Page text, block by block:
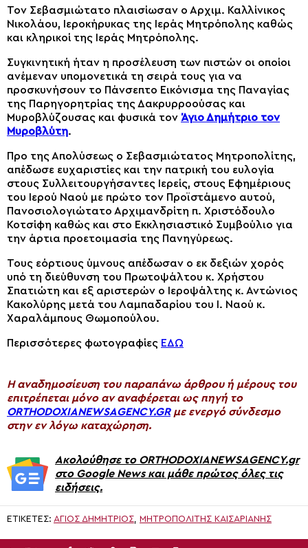
Τον Σεβασμιώτατο πλαισίωσαν ο Αρχιμ. Καλλίνικος
Νικολάου, Ιεροκήρυκας της Ιεράς Μητρόπολης καθώς
και κληρικοί της Ιεράς Μητρόπολης.
Συγκινητική ήταν η προσέλευση των πιστών οι οποίοι
ανέμεναν υπομονετικά τη σειρά τους για να
προσκυνήσουν το Πάνσεπτο Εικόνισμα της Παναγίας
της Παρηγορητρίας της Δακρυρροούσας και
Μυροβλύζουσας και φυσικά τον Άγιο Δημήτριο τον
Μυροβλύτη.
Προ της Απολύσεως ο Σεβασμιώτατος Μητροπολίτης,
απέδωσε ευχαριστίες και την πατρική του ευλογία
στους Συλλειτουργήσαντες Ιερείς, στους Εφημέριους
του Ιερού Ναού με πρώτο τον Προϊστάμενο αυτού,
Πανοσιολογιώτατο Αρχιμανδρίτη π. Χριστόδουλο
Κοτσίφη καθώς και στο Εκκλησιαστικό Συμβούλιο για
την άρτια προετοιμασία της Πανηγύρεως.
Τους εόρτιους ύμνους απέδωσαν ο εκ δεξιών χορός
υπό τη διεύθυνση του Πρωτοψάλτου κ. Χρήστου
Σπατιώτη και εξ αριστερών ο Ιεροψάλτης κ. Αντώνιος
Κακολύρης μετά του Λαμπαδαρίου του Ι. Ναού κ.
Χαραλάμπους Θωμοπούλου.
Περισσότερες φωτογραφίες ΕΔΩ
H αναδημοσίευση του παραπάνω άρθρου ή μέρους του
επιτρέπεται μόνο αν αναφέρεται ως πηγή το
ORTHODOXIANEWSAGENCY.GRμε ενεργό σύνδεσμο
στην εν λόγω καταχώρηση.
Ακολούθησε το ORTHODOXIANEWSAGENCY.gr
στο Google News και μάθε πρώτος όλες τις
ειδήσεις.
ΕΤΙΚΈΤΕΣ: ΑΓΙΟΣ ΔΗΜΉΤΡΙΟΣ, ΜΗΤΡΟΠΟΛΊΤΗΣ ΚΑΙΣΑΡΙΑΝΉΣ